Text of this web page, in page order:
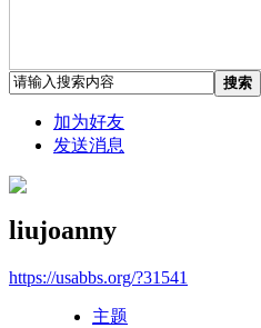
搜索
加为好友
发送消息
liujoanny
https://usabbs.org/?31541
主题